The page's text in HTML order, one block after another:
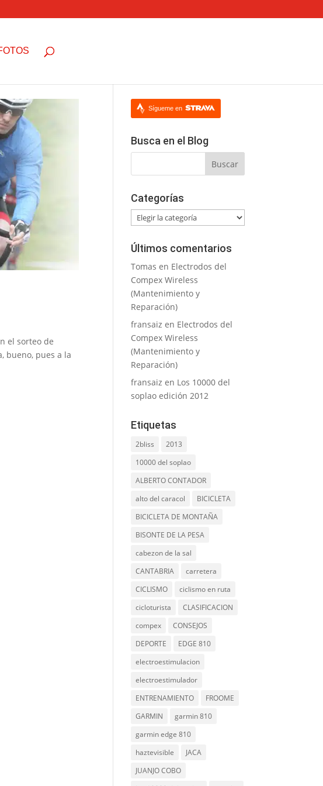
el sorteo de
bueno, pues a la
Sígueme en
Busca en el Blog
Categorías
Categorías
Últimos comentarios
Tomas en Electrodos del
Compex Wireless
(Mantenimiento y
Reparación)
fransaiz en Electrodos del
Compex Wireless
(Mantenimiento y
Reparación)
fransaiz en Los 10000 del
soplao edición 2012
Etiquetas
2bliss
2013
10000 del soplao
ALBERTO CONTADOR
alto del caracol
BICICLETA
BICICLETA DE MONTAÑA
BISONTE DE LA PESA
cabezon de la sal
CANTABRIA
carretera
CICLISMO
ciclismo en ruta
cicloturista
CLASIFICACION
compex
CONSEJOS
DEPORTE
EDGE 810
electroestimulacion
electroestimulador
ENTRENAMIENTO
FROOME
GARMIN
garmin 810
garmin edge 810
haztevisible
JACA
JUANJO COBO